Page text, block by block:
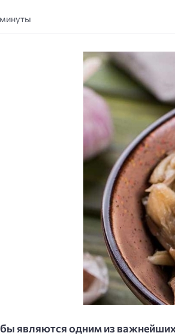
являются одним из